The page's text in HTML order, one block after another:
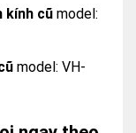
kính cũmodel:
model: VH-